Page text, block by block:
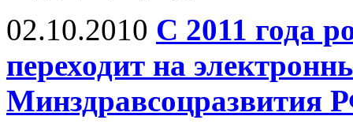
02.10.2010 С 2011 года
переходит на
Минздравсоцразвития